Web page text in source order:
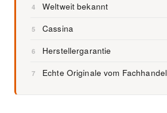
4 Weltweit bekannt
5 Cassina
6 Herstellergarantie
7 Echte Originale vom Fachhandel